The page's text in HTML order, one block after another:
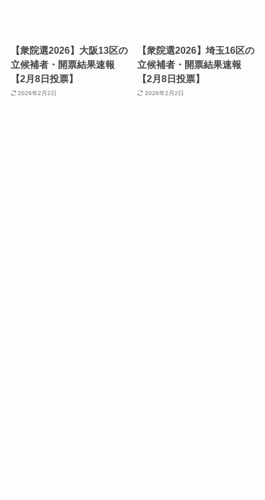
【衆院選2026】大阪13区の
立候補者・開票結果速報
【2月8日投票】
2026年2月2日
【衆院選2026】埼玉16区の
立候補者・開票結果速報
【2月8日投票】
2026年2月2日